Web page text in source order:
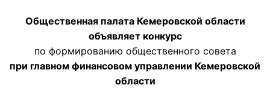
Общественная палата Кемеровской области
объявляет конкурс
по формированию общественного совета
при главном финансовом управлении Кемеровской
области